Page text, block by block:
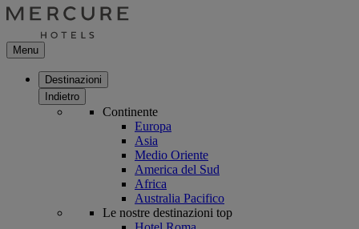
Menu
Destinazioni
Indietro
Continente
Europa
Asia
Medio Oriente
America del Sud
Africa
Australia Pacifico
Le nostre destinazioni top